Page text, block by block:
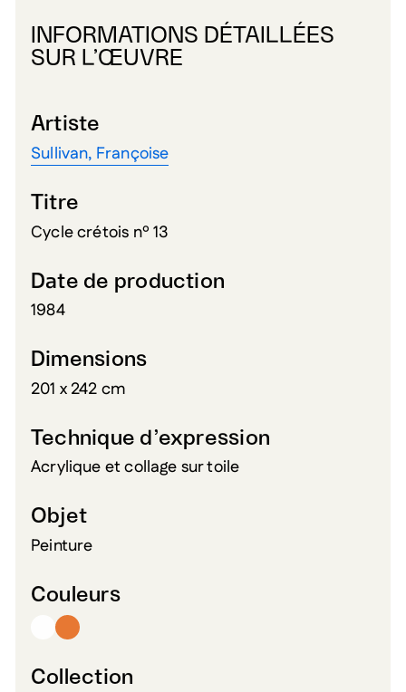
INFORMATIONS DÉTAILLÉES
SUR L’ŒUVRE
Artiste
Sullivan, Françoise
Titre
Cycle crétois nº 13
Date de production
1984
Dimensions
201 x 242 cm
Technique d’expression
Acrylique et collage sur toile
Objet
Peinture
Couleurs
Collection